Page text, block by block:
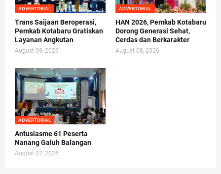
ADVERTORIAL
Trans Saijaan Beroperasi,
Pemkab Kotabaru Gratiskan
Layanan Angkutan
August 09, 2026
ADVERTORIAL
HAN 2026, Pemkab Kotabaru
Dorong Generasi Sehat,
Cerdas dan Berkarakter
August 08, 2026
ADVERTORIAL
Antusiasme 61 Peserta
Nanang Galuh Balangan
August 07, 2026